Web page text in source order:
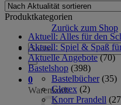
Es befinden sich
Zurück zum Shop
Suche
nach:
0
Warenkorb
Produktkategorien
Aktuell: Alles für den
Aktuell: Spiel & Spaß
Aktuelle Angebote (70)
Bastelshop (398)
Bastelbücher (35)
Glorex (2)
Knorr Prandell